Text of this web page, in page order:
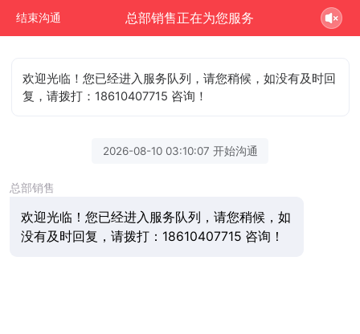
结束沟通 总部销售正在为您服务
欢迎光临！您已经进入服务队列，请您稍候，如没有及时回
复，请拨打：18610407715 咨询！
2026-08-10 03:10:07 开始沟通
总部销售
欢迎光临！您已经进入服务队列，请您稍候，如
没有及时回复，请拨打：18610407715 咨询！